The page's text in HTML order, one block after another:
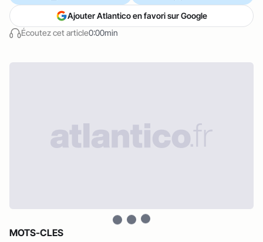
Écoutez cet article0:00min
Ajouter Atlantico en favori sur Google
MOTS-CLES